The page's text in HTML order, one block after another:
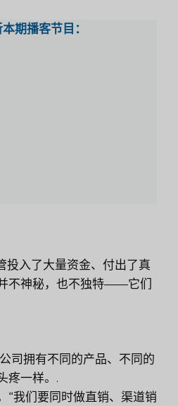
期播客节目：
投入了大量资金、付出了真
不神秘，也不独特——它们
拥有不同的产品、不同的
疼一样。.
“我们要同时做直销、渠道销